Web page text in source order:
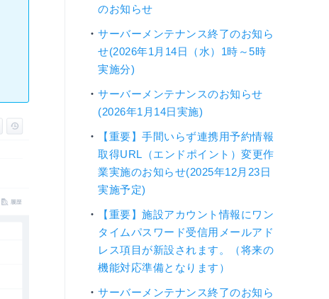
のお知らせ
サーバーメンテナンス終了のお知ら
せ(2026年1月14日（水）1時～5時
実施分)
サーバーメンテナンスのお知らせ
(2026年1月14日実施)
【重要】手間いらず連携用予約情報
取得URL（エンドポイント）変更作
業実施のお知らせ(2025年12月23日
実施予定)
【重要】施設アカウント情報にワン
タイムパスワード受信用メールアド
レス項目が新設されます。（将来の
機能対応準備となります）
サーバーメンテナンス終了のお知ら